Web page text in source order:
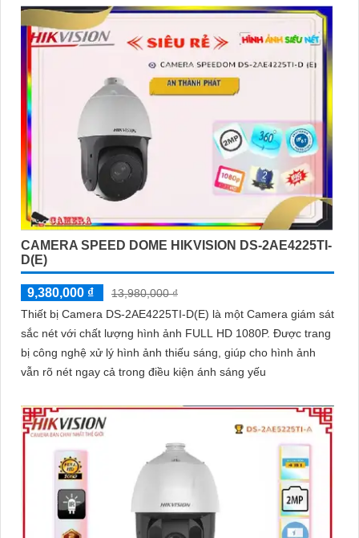
CAMERA SPEED DOME HIKVISION DS-2AE4225TI-
D(E)
9,380,000 ₫
13,980,000 ₫
Thiết bị Camera DS-2AE4225TI-D(E) là một Camera giám sát
sắc nét với chất lượng hình ảnh FULL HD 1080P. Được trang
bị công nghệ xử lý hình ảnh thiếu sáng, giúp cho hình ảnh
vẫn rõ nét ngay cả trong điều kiện ánh sáng yếu